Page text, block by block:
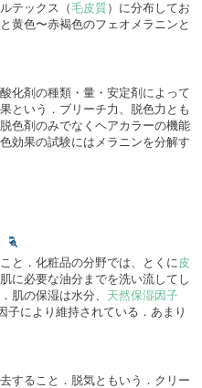
テックス（毛皮質）に分布してお
黄色〜赤褐色のフェオメラニンと
化剤の種類・量・安定剤によって
という．ブリーチ力、脱色力とも
色剤のみでなくヘアカラーの機能
効果の試験にはメラニンを分解す
と．化粧品の分野では、とくに 皮
に必要な油分までを洗い流してし
肌の保湿は水分、 天然保湿因子
子により維持されている．あまり
すること．脱気ともいう．クリー